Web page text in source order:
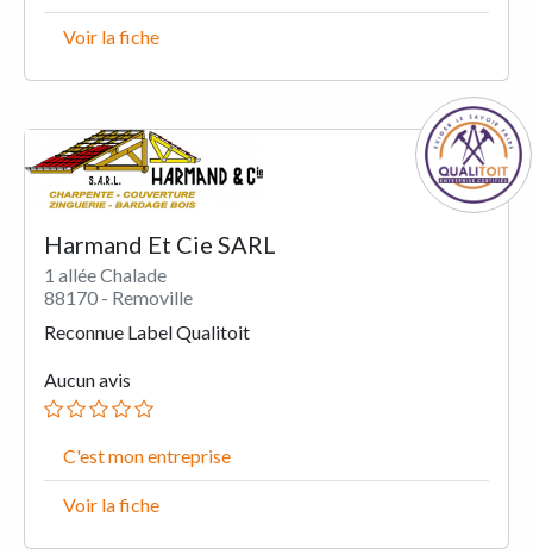
Voir la fiche
Harmand Et Cie SARL
1 allée Chalade
88170 - Removille
Reconnue Label Qualitoit
Aucun avis
C'est mon entreprise
Voir la fiche